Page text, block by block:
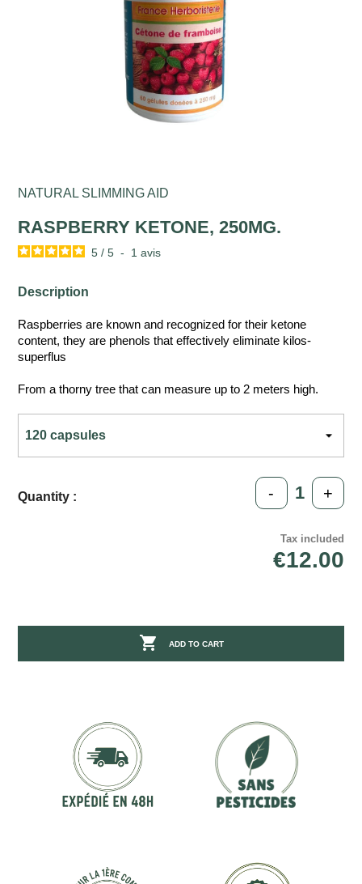
NATURAL SLIMMING AID
RASPBERRY KETONE, 250MG.
5 / 5 - 1avis
Description
Raspberries are known and recognized for their ketone
content, they are phenols that effectively eliminate kilos-
superflus
From a thorny tree that can measure up to 2 meters high.
Quantity : - +
Tax included
€12.00
 ADD TO CART